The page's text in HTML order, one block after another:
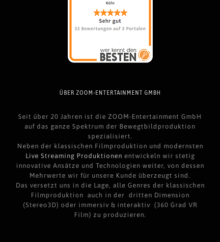
ÜBER ZOOM-ENTERTAINMENT GMBH
Seit über 20 Jahren ist die ZOOM-Entertainment GmbH
auf das ganze Spektrum der Bewegtbildproduktion
spezialisiert.
Neben der klassischen Filmproduktion und modernsten
Live Streaming Produktionen entwickeln wir stetig
innovative Ansätze und Technologien weiter, von dessen
Mehrwerte wir für unsere Kunde überzeugt sind.
Das versetzt uns in die Lage, alle Genres der klassischen
Filmproduktion auch in der dritten Dimension
(Stereo3D) oder immersiv & interaktiv (360 Grad VR
Film) zu produzieren.